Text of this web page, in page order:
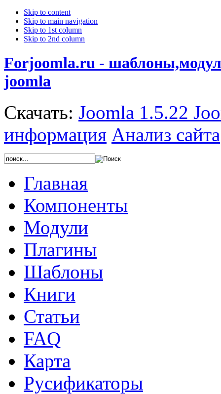
Skip to content
Skip to main navigation
Skip to 1st column
Skip to 2nd column
Forjoomla.ru -
joomla
Скачать: Joomla 1.5.22
информация Анализ сайта
Главная
Компоненты
Модули
Плагины
Шаблоны
Книги
Статьи
FAQ
Карта
Русификаторы